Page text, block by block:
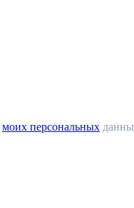
моих персональных